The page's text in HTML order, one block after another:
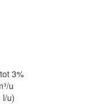
3%
u
l/u)